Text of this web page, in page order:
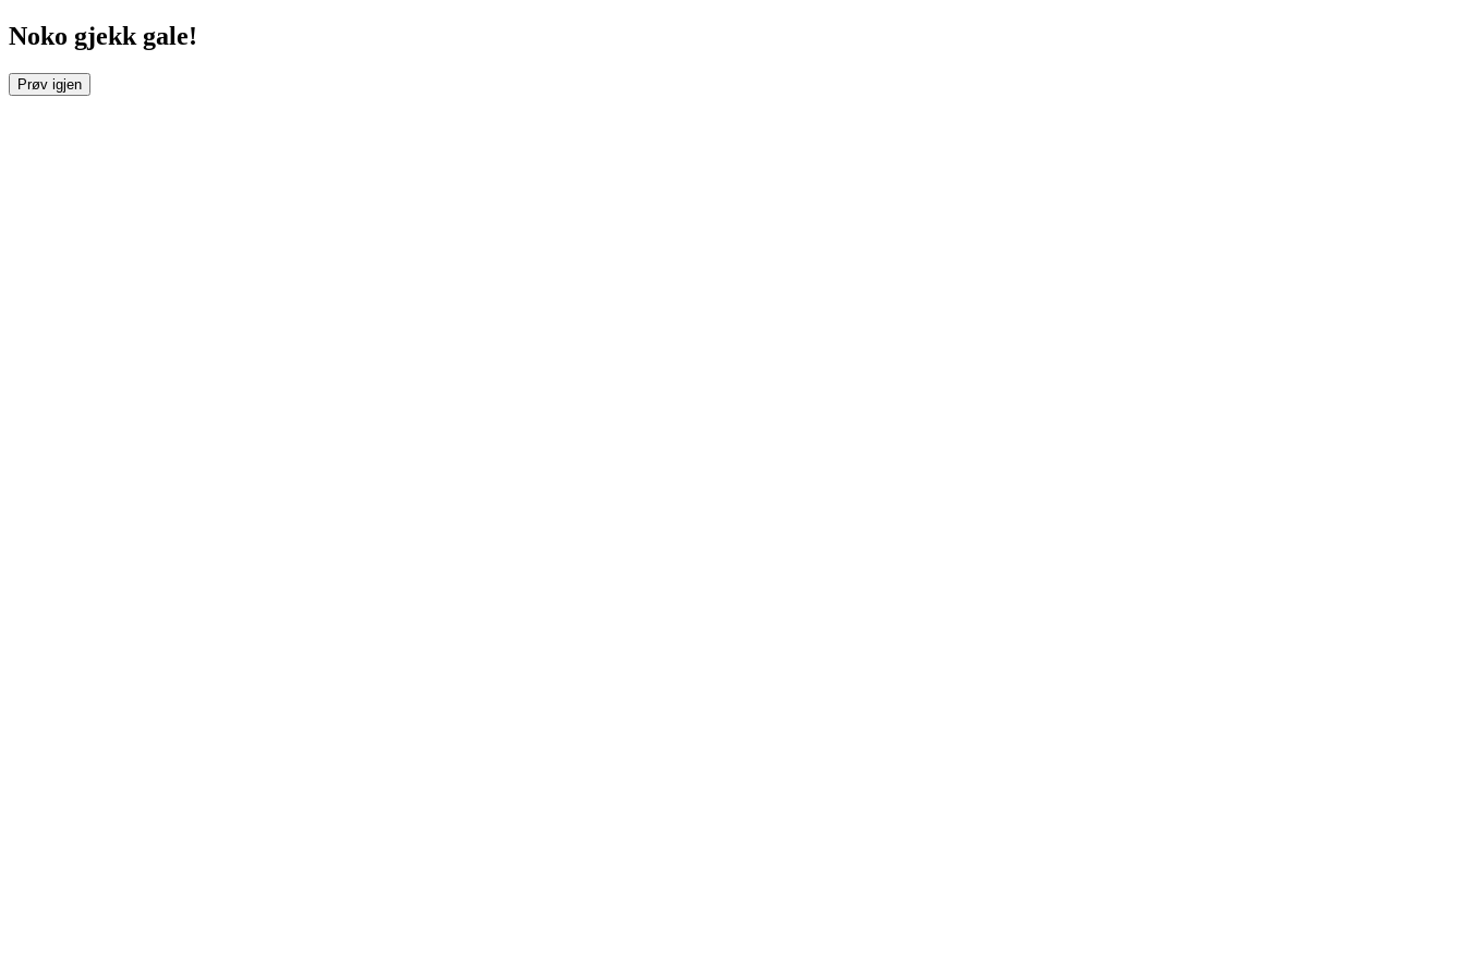
Noko gjekk gale!
Prøv igjen